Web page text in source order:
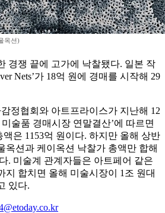
옥션)
경쟁 끝에 고가에 낙찰됐다. 일본 작
Nets’가 18억 원에 경매를 시작해 29
정협회와 아트프라이스가 지난해 12
술품 경매시장 연말결산’에 따르면
은 1153억 원이다. 하지만 올해 상반
옥션과 케이옥션 낙찰가 총액만 합해
. 미술계 관계자들은 아트페어 같은
지 합치면 올해 미술시장이 1조 원대
있다.